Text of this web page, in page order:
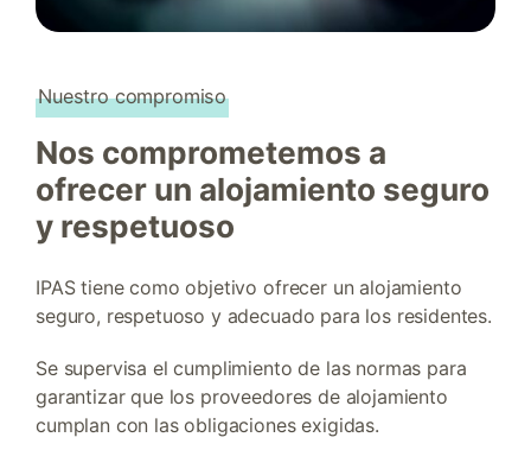
Nuestro compromiso
Nos comprometemos a
ofrecer un alojamiento seguro
y respetuoso
IPAS tiene como objetivo ofrecer un alojamiento
seguro, respetuoso y adecuado para los residentes.
Se supervisa el cumplimiento de las normas para
garantizar que los proveedores de alojamiento
cumplan con las obligaciones exigidas.